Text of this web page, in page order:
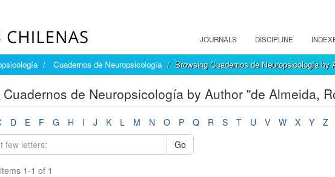
JOURNALS DISCIPLINE
Cuadernos de Neuropsicología Browsing Cuadernos de Neuropsicología by
Cuadernos de Neuropsicología by Author "de Almeida,
D E F G H I J K L M N O P Q R S T U V W X Y
Z
Go
1-1 of 1